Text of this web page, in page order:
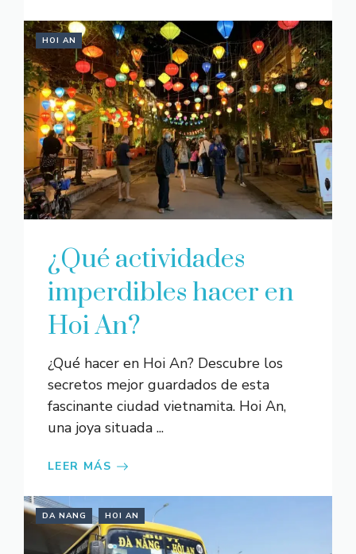
HOI AN
¿Qué actividades
imperdibles hacer en
Hoi An?
¿Qué hacer en Hoi An? Descubre los
secretos mejor guardados de esta
fascinante ciudad vietnamita. Hoi An,
una joya situada ...
LEER MÁS
DA NANG HOI AN